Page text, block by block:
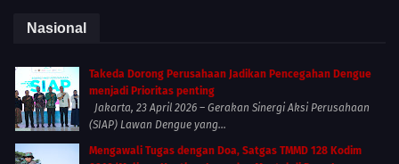
Nasional
Takeda Dorong Perusahaan Jadikan Pencegahan Dengue
menjadi Prioritas penting
Jakarta, 23 April 2026 – Gerakan Sinergi Aksi Perusahaan
(SIAP) Lawan Dengue yang...
Mengawali Tugas dengan Doa, Satgas TMMD 128 Kodim